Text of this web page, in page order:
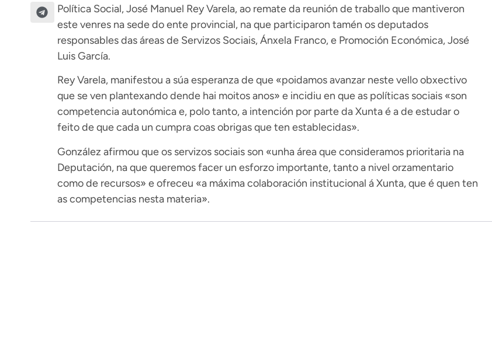
Política Social, José Manuel Rey Varela, ao remate da reunión de traballo que mantiveron
este venres na sede do ente provincial, na que participaron tamén os deputados
responsables das áreas de Servizos Sociais, Ánxela Franco, e Promoción Económica, José
Luis García.
Rey Varela, manifestou a súa esperanza de que «poidamos avanzar neste vello obxectivo
que se ven plantexando dende hai moitos anos» e incidiu en que as políticas sociais «son
competencia autonómica e, polo tanto, a intención por parte da Xunta é a de estudar o
feito de que cada un cumpra coas obrigas que ten establecidas».
González afirmou que os servizos sociais son «unha área que consideramos prioritaria na
Deputación, na que queremos facer un esforzo importante, tanto a nivel orzamentario
como de recursos» e ofreceu «a máxima colaboración institucional á Xunta, que é quen ten
as competencias nesta materia».